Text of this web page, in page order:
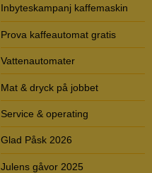
Inbyteskampanj kaffemaskin
Prova kaffeautomat gratis
Vattenautomater
Mat & dryck på jobbet
Service & operating
Glad Påsk 2026
Julens gåvor 2025